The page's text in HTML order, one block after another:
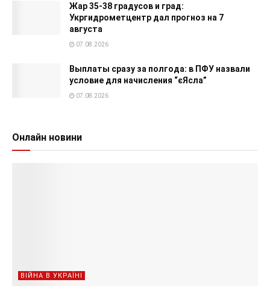
Жар 35-38 градусов и град:
Укргидрометцентр дал прогноз на 7
августа
07.08.2026
Выплаты сразу за полгода: в ПФУ назвали
условие для начисления “єЯсла”
07.08.2026
Онлайн новини
ВІЙНА В УКРАЇНІ